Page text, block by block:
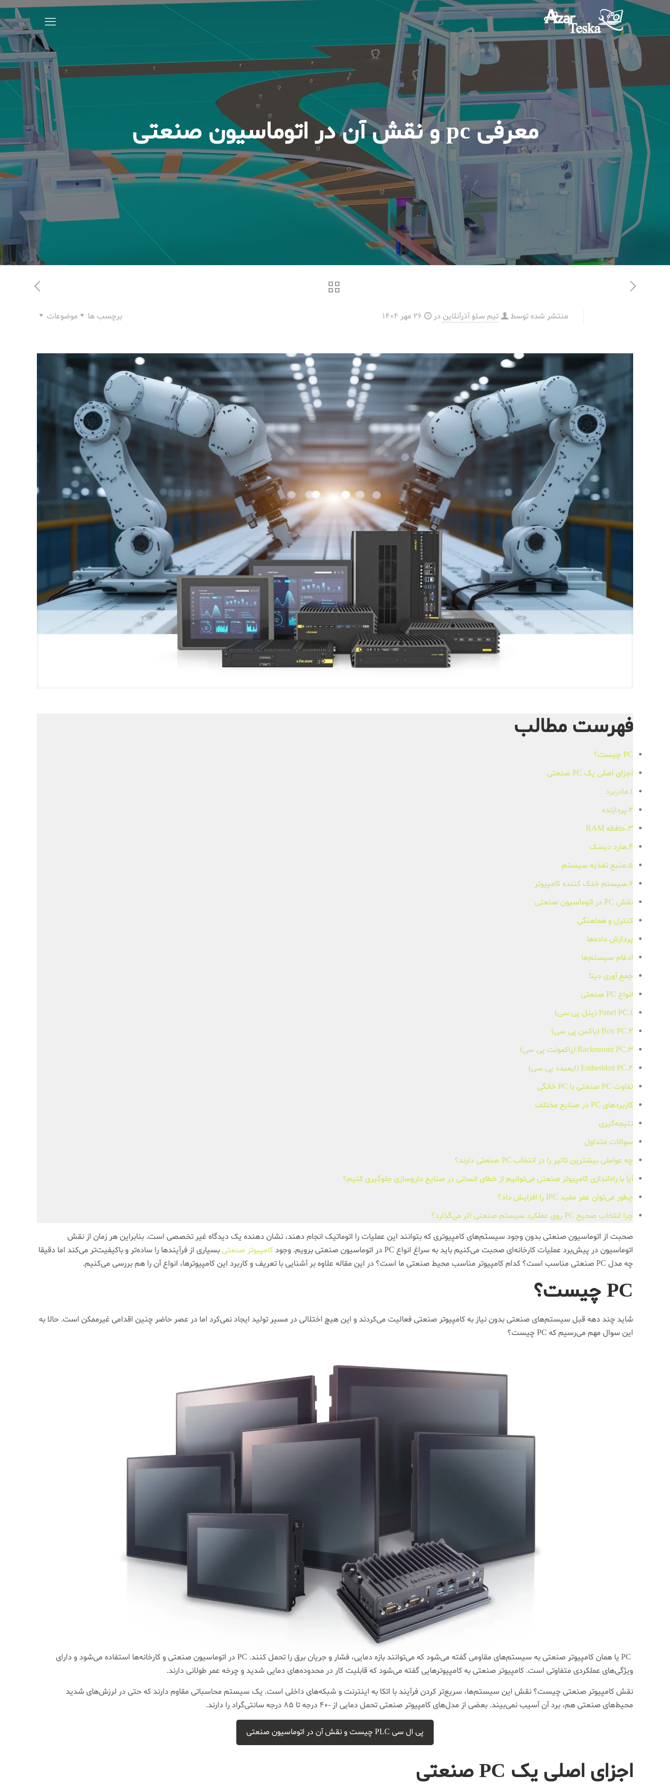
معرفی pc و نقش آن در اتوماسیون صنعتی
منتشر شده توسط تیم سئو آذرآنلاین در 26 مهر 1404 موضوعات برچسب ها
فهرست مطالب
PC چیست؟
اجزای اصلی یک PC صنعتی
1.مادربرد
2.پردازنده
3.حافظه RAM
4.هارد دیسک
5.منبع تغذیه سیستم
6.سیستم خنک کننده کامپیوتر
نقش PC در اتوماسیون صنعتی
کنترل و هماهنگی
پردازش داده‌ها
ادغام سیستم‌ها
جمع آوری دیتا
انواع PC صنعتی
1.Panel PC (پنل پی سی)
2.Box PC (باکس پی سی)
3.Rackmount PC (راکمونت پی سی)
4.Embedded PC (ایمبدد پی سی)
تفاوت PC صنعتی با PC خانگی
کاربردهای PC در صنایع مختلف
نتیجه‌گیری
سوالات متداول
چه عواملی بیشترین تاثیر را در انتخاب PC‌ صنعتی دارند؟
آیا با راه‌اندازی کامپیوتر صنعتی می‌توانیم از خطای انسانی در صنایع داروسازی جلوگیری کنیم؟
چطور می‌توان عمر مفید IPC را افزایش داد؟
چرا انتخاب صحیح PC روی عملکرد سیستم صنعتی اثر می‌گذارد؟
صحبت از اتوماسیون صنعتی بدون وجود سیستم‌های کامپیوتری که بتوانند این عملیات را اتوماتیک انجام دهند، نشان دهنده یک دیدگاه غیر تخصصی است. بنابراین هر زمان از نقش
اتوماسیون در پیش‌برد عملیات کارخانه‌ای صحبت می‌کنیم باید به سراغ انواع PC در اتوماسیون صنعتی برویم. وجود
کامپیوتر صنعتیبسیاری از فرآیندها را ساده‌تر و باکیفیت‌تر می‌کند اما دقیقا
چه مدل PC صنعتی مناسب است؟ کدام کامپیوتر مناسب محیط صنعتی ما است؟ در این مقاله علاوه بر آشنایی با تعریف و کاربرد این کامپیوترها، انواع آن را هم بررسی می‌کنیم.
PC چیست؟
شاید چند دهه قبل سیستم‌های صنعتی بدون نیاز به کامپیوتر صنعتی فعالیت می‌کردند و این هیچ اختلالی در مسیر تولید ایجاد نمی‌کرد اما در عصر حاضر چنین اقدامی غیرممکن است. حالا به
این سوال مهم می‌رسیم که PC چیست؟
PC یا همان کامپیوتر صنعتی به سیستم‌های مقاومی گفته می‌شود که می‌توانند بازه دمایی، فشار و جریان برق را تحمل کنند. PC در اتوماسیون صنعتی و کارخانه‌ها استفاده می‌شود و دارای
ویژگی‌های عملکردی متفاوتی است. کامپیوتر صنعتی به کامپیوترهایی گفته می‌شود که قابلیت کار در محدوده‌های دمایی شدید و چرخه عمر طولانی دارند.
نقش کامپیوتر صنعتی چیست؟ نقش این سیستم‌ها، سریع‌تر کردن فرآیند با اتکا به اینترنت و شبکه‌های داخلی است. یک سیستم محاسباتی مقاوم دارند که حتی در لرزش‌های شدید
محیط‌های صنعتی هم، برد آن آسیب نمی‌بیند. بعضی از مدل‌های کامپیوتر صنعتی تحمل دمایی از -40 درجه تا 85 درجه سانتی‌گراد را دارند.
پی ال سی PLC چیست و نقش آن در اتوماسیون صنعتی
اجزای اصلی یک PC صنعتی